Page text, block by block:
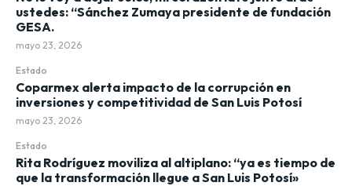
ustedes: “Sánchez Zumaya presidente de fundación
GESA.
mayo 23, 2026
Estado
Coparmex alerta impacto de la corrupción en
inversiones y competitividad de San Luis Potosí
mayo 23, 2026
Estado
Rita Rodríguez moviliza al altiplano: “ya es tiempo de
que la transformación llegue a San Luis Potosí»